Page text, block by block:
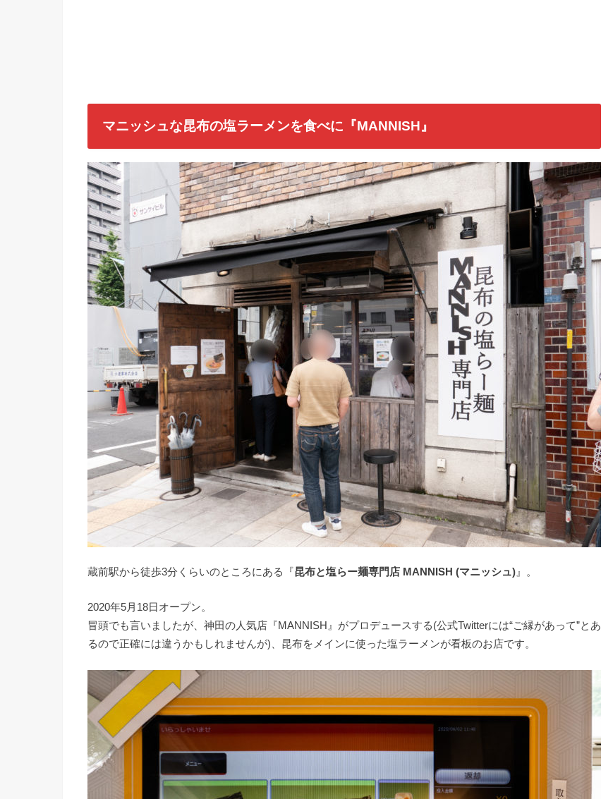
マニッシュな昆布の塩ラーメンを食べに『MANNISH』
蔵前駅から徒歩3分くらいのところにある『昆布と塩らー麺専門店 MANNISH (マニッシュ) 』。
2020年5月18日オープン。
冒頭でも言いましたが、神田の人気店『MANNISH』がプロデュースする(公式Twitterには“ご縁があって”とあ
るので正確には違うかもしれませんが)、昆布をメインに使った塩ラーメンが看板のお店です。